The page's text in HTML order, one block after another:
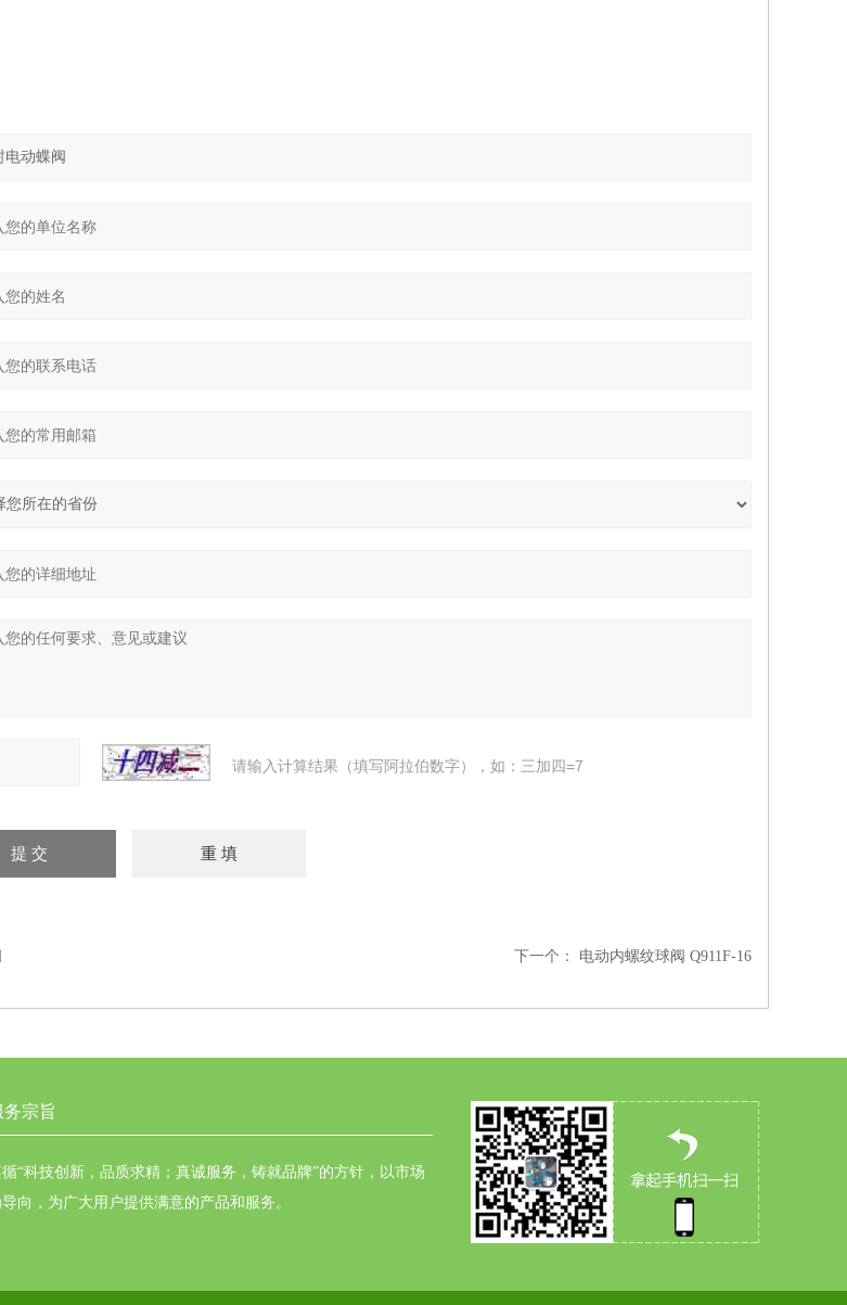
请输入计算结果（填写阿拉伯数字），如：三加四=7
下一个： 电动内螺纹球阀 Q911F-16
务宗旨
“科技创新，品质求精；真诚服务，铸就品牌”的方针，以市场
导向，为广大用户提供满意的产品和服务。